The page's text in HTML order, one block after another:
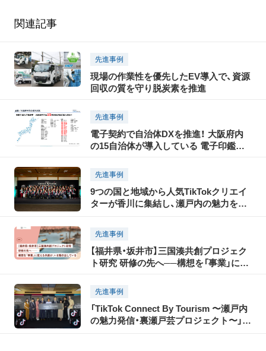
関連記事
先進事例
現場の作業性を優先したEV導入で、資源
回収の質を守り脱炭素を推進
先進事例
電子契約で自治体DXを推進！ 大阪府内
の15自治体が導入している 電子印鑑
先進事例
9つの国と地域から人気TikTokクリエイ
ターが香川に集結し、瀬戸内の魅力を
Connect By Tourism 〜瀬戸内の魅力発
信・裏瀬戸芸プロジェクト〜」開催レポー
ト（前編）
先進事例
【福井県・坂井市】三国湊共創プロジェク
ト研究 研修の先へ──構想を「事業」に変
先進事例
「TikTok Connect By Tourism 〜瀬戸内
の魅力発信・裏瀬戸芸プロジェクト〜」開